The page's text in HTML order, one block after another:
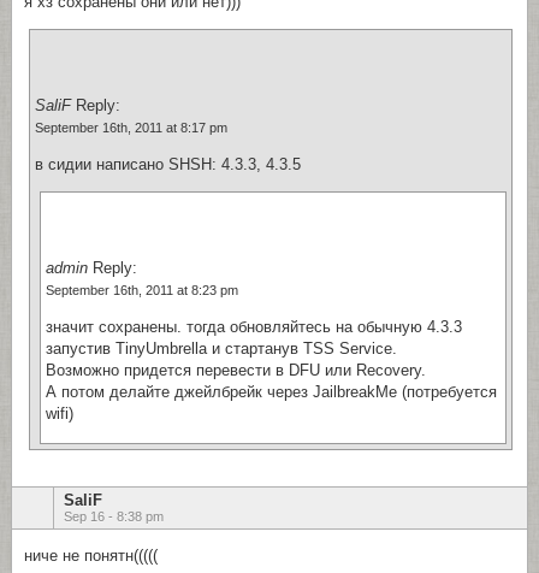
SaliFReply:
September 16th, 2011 at 8:17 pm
в сидии написано SHSH: 4.3.3, 4.3.5
admin Reply:
September 16th, 2011 at 8:23 pm
значит сохранены. тогда обновляйтесь на обычную 4.3.3
запустив TinyUmbrella и стартанув TSS Service.
Возможно придется перевести в DFU или Recovery.
А потом делайте джейлбрейк через JailbreakMe (потребуется
wifi)
SaliF
Sep 16 - 8:38 pm
ниче не понятн(((((